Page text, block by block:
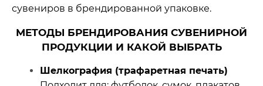
сувениров в брендированной упаковке.
МЕТОДЫ БРЕНДИРОВАНИЯ СУВЕНИРНОЙ
ПРОДУКЦИИ И КАКОЙ ВЫБРАТЬ
Шелкография (трафаретная печать)